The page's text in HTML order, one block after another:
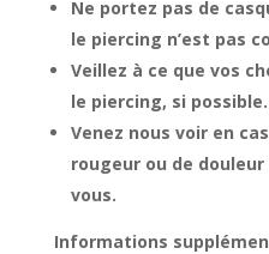
Ne portez pas de
le piercing n’est pas
Veillez à ce que vos
le piercing, si possible.
Venez nous voir en
rougeur ou de douleur
vous.
Informations